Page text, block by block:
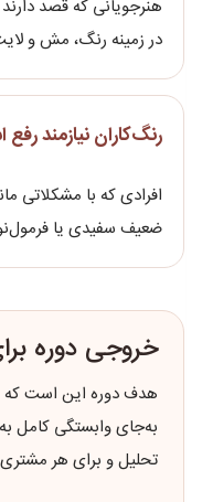
هنرجویانی که قصد
در زمینه رنگ، مش و
رنگ‌کاران نیازمند رفع
افرادی که با مشکلاتی
ضعیف سفیدی یا
خروجی دوره
هدف دوره این است
به‌جای وابستگی کامل
تحلیل و برای هر